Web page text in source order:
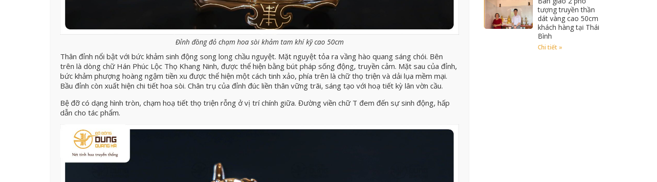
Đỉnh đồng đỏ chạm hoa sòi khảm tam khí kỹ cao 50cm
Thân đỉnh nổi bật với bức khảm sinh động song long chầu nguyệt. Mặt nguyệt tỏa ra vầng hào quang sáng chói. Bên
trên là dòng chữ Hán Phúc Lộc Thọ Khang Ninh, được thể hiện bằng bút pháp sống động, truyền cảm. Mặt sau của đỉnh,
bức khảm phượng hoàng ngậm tiền xu được thể hiện một cách tinh xảo, phía trên là chữ thọ triện và dải lụa mềm mại.
Bầu đỉnh còn xuất hiện chi tiết hoa sòi. Chân trụ của đỉnh đúc liền thân vững trãi, sáng tạo với hoạ tiết kỳ lân vờn cầu.
Bệ đỡ có dạng hình tròn, chạm hoạ tiết thọ triện rỗng ở vị trí chính giữa. Đường viền chữ T đem đến sự sinh động, hấp
dẫn cho tác phẩm.
tượng truyền thần
dát vàng cao 50cm
khách hàng tại Thái
Bình
Chi tiết »